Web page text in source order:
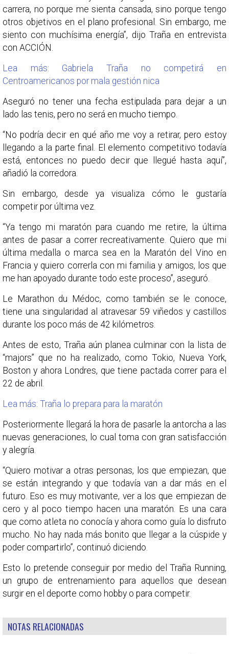
carrera, no porque me sienta cansada, sino porque tengo
otros objetivos en el plano profesional. Sin embargo, me
siento con muchísima energía”, dijo Traña en entrevista
con ACCIÓN.
Lea más: Gabriela Traña no competirá en
Centroamericanos por mala gestión nica
Aseguró no tener una fecha estipulada para dejar a un
lado las tenis, pero no será en mucho tiempo.
“No podría decir en qué año me voy a retirar, pero estoy
llegando a la parte final. El elemento competitivo todavía
está, entonces no puedo decir que llegué hasta aquí”,
añadió la corredora.
Sin embargo, desde ya visualiza cómo le gustaría
competir por última vez.
“Ya tengo mi maratón para cuando me retire, la última
antes de pasar a correr recreativamente. Quiero que mi
última medalla o marca sea en la Maratón del Vino en
Francia y quiero correrla con mi familia y amigos, los que
me han apoyado durante todo este proceso”, aseguró.
Le Marathon du Médoc, como también se le conoce,
tiene una singularidad al atravesar 59 viñedos y castillos
durante los poco más de 42 kilómetros.
Antes de esto, Traña aún planea culminar con la lista de
“majors” que no ha realizado, como Tokio, Nueva York,
Boston y ahora Londres, que tiene pactada correr para el
22 de abril.
Lea más: Traña lo prepara para la maratón
Posteriormente llegará la hora de pasarle la antorcha a las
nuevas generaciones, lo cual toma con gran satisfacción
y alegría.
“Quiero motivar a otras personas, los que empiezan, que
se están integrando y que todavía van a dar más en el
futuro. Eso es muy motivante, ver a los que empiezan de
cero y al poco tiempo hacen una maratón. Es una cara
que como atleta no conocía y ahora como guía lo disfruto
mucho. No hay nada más bonito que llegar a la cúspide y
poder compartirlo”, continuó diciendo.
Esto lo pretende conseguir por medio del Traña Running,
un grupo de entrenamiento para aquellos que desean
surgir en el deporte como hobby o para competir.
NOTAS RELACIONADAS